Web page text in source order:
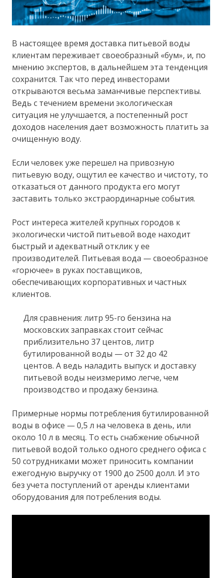
В настоящее время доставка питьевой воды
клиентам переживает своеобразный «бум», и, по
мнению экспертов, в дальнейшем эта тенденция
сохранится. Так что перед инвесторами
открываются весьма заманчивые перспективы.
Ведь с течением времени экологическая
ситуация не улучшается, а постепенный рост
доходов населения дает возможность платить за
очищенную воду.
Если человек уже перешел на привозную
питьевую воду, ощутил ее качество и чистоту, то
отказаться от данного продукта его могут
заставить только экстраординарные события.
Рост интереса жителей крупных городов к
экологически чистой питьевой воде находит
быстрый и адекватный отклик у ее
производителей. Питьевая вода — своеобразное
«горючее» в руках поставщиков,
обеспечивающих корпоративных и частных
клиентов.
Для сравнения: литр 95-го бензина на
московских заправках стоит сейчас
приблизительно 37 центов, литр
бутилированной воды — от 32 до 42
центов. А ведь наладить выпуск и доставку
питьевой воды неизмеримо легче, чем
производство и продажу бензина.
Примерные нормы потребления бутилированной
воды в офисе — 0,5 л на человека в день, или
около 10 л в месяц. То есть снабжение обычной
питьевой водой только одного среднего офиса с
50 сотрудниками может приносить компании
ежегодную выручку от 1900 до 2500 долл. И это
без учета поступлений от аренды клиентами
оборудования для потребления воды.